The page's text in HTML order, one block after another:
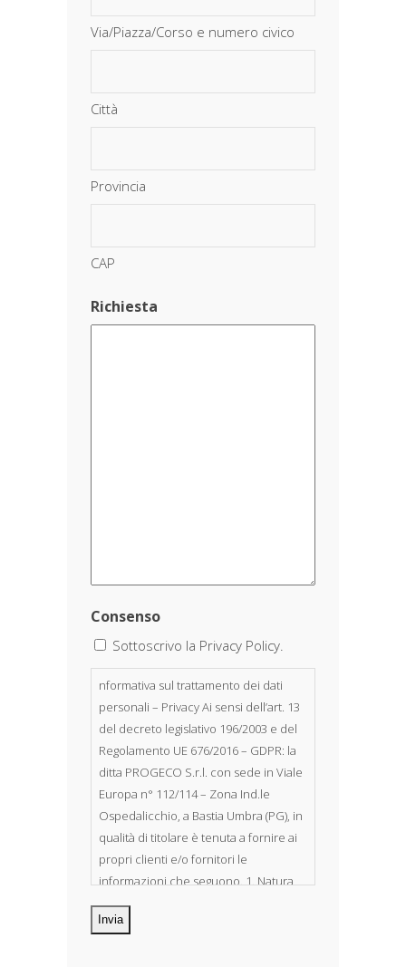
Via/Piazza/Corso e numero civico
Città
Provincia
CAP
Richiesta
Consenso
Sottoscrivo la Privacy Policy.
nformativa sul trattamento dei dati
personali – Privacy Ai sensi dell’art. 13
del decreto legislativo 196/2003 e del
Regolamento UE 676/2016 – GDPR: la
ditta PROGECO S.r.l. con sede in Viale
Europa n° 112/114 – Zona Ind.le
Ospedalicchio, a Bastia Umbra (PG), in
qualità di titolare è tenuta a fornire ai
propri clienti e/o fornitori le
informazioni che seguono. 1. Natura
dei dati personali Costituiscono
oggetto di trattamento i Suoi dati